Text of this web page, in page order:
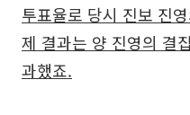
투표율로 당시 진보 진
제 결과는 양 진영의 결
과했죠.